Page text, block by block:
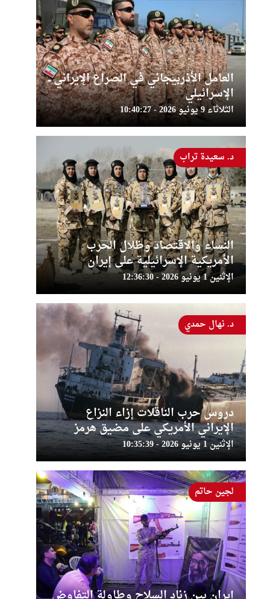
العامل الأذربيجاني في الصراع الإيراني ــ
الإسرائيلي
الثلاثاء 9 يونيو 2026 - 10:40:27
النساء والاقتصاد وظلال الحرب
الأمريكية الإسرائيلية على إيران
الإثنين 1 يونيو 2026 - 12:36:30
د. سعيدة تراب
دروس حرب الناقلات إزاء النزاع
الإيراني الأمريكي على مضيق هرمز
الإثنين 1 يونيو 2026 - 10:35:39
د. نهال حمدي
لجين حاتم